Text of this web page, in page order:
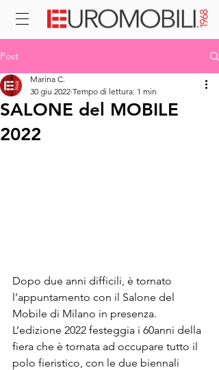
Post
SALONE del MOBILE
2022
Marina C.
30 giu 2022 Tempo di lettura: 1 min
Dopo due anni difficili, è tornato
l’appuntamento con il Salone del
Mobile di Milano in presenza.
L’edizione 2022 festeggia i 60anni della
fiera che è tornata ad occupare tutto il
polo fieristico, con le due biennali